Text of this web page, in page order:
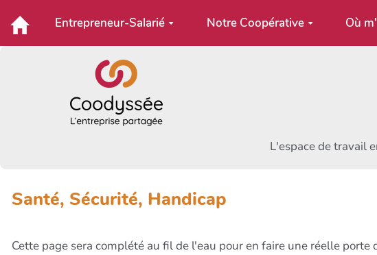
Aller au contenu principal
Entrepreneur-Salarié Notre Coopérative Où
L'espace de travail
Santé, Sécurité, Handicap
Cette page sera complété au fil de l'eau pour en faire une réelle